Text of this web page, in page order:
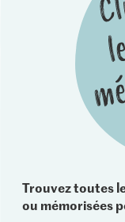
Trouvez toutes
ou mémorisées